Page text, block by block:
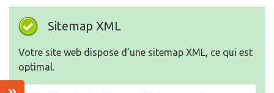
Sitemap XML
Votre site web dispose d’une sitemap XML, ce qui est
optimal.